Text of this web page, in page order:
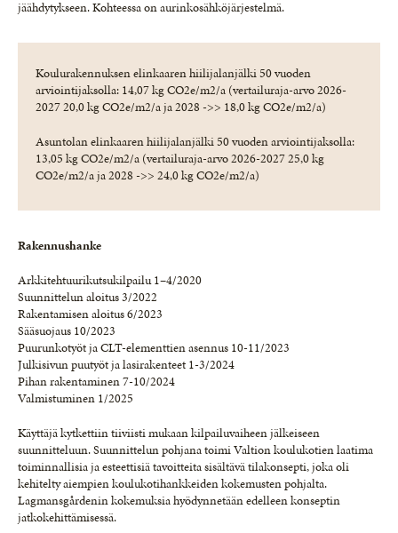
jäähdytykseen. Kohteessa on aurinkosähköjärjestelmä.
Koulurakennuksen elinkaaren hiilijalanjälki 50 vuoden
arviointijaksolla: 14,07 kg CO2e/m2/a (vertailuraja-arvo 2026-
2027 20,0 kg CO2e/m2/a ja 2028 ->> 18,0 kg CO2e/m2/a)
Asuntolan elinkaaren hiilijalanjälki 50 vuoden arviointijaksolla:
13,05 kg CO2e/m2/a (vertailuraja-arvo 2026-2027 25,0 kg
CO2e/m2/a ja 2028 ->> 24,0 kg CO2e/m2/a)
Rakennushanke
Arkkitehtuurikutsukilpailu 1–4/2020
Suunnittelun aloitus 3/2022
Rakentamisen aloitus 6/2023
Sääsuojaus 10/2023
Puurunkotyöt ja CLT-elementtien asennus 10-11/2023
Julkisivun puutyöt ja lasirakenteet 1-3/2024
Pihan rakentaminen 7-10/2024
Valmistuminen 1/2025
Käyttäjä kytkettiin tiiviisti mukaan kilpailuvaiheen jälkeiseen
suunnitteluun. Suunnittelun pohjana toimi Valtion koulukotien laatima
toiminnallisia ja esteettisiä tavoitteita sisältävä tilakonsepti, joka oli
kehitelty aiempien koulukotihankkeiden kokemusten pohjalta.
Lagmansgårdenin kokemuksia hyödynnetään edelleen konseptin
jatkokehittämisessä.